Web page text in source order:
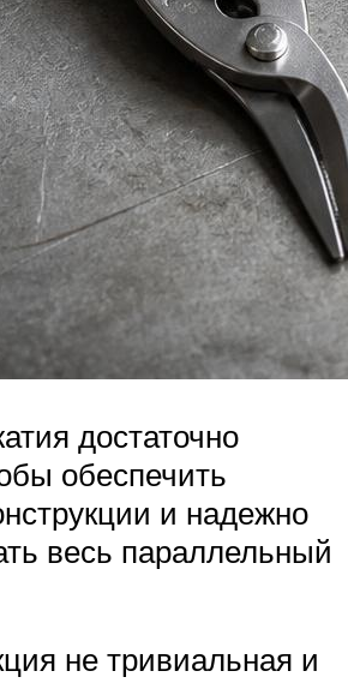
достаточно
обеспечить
и надежно
весь параллельный
не тривиальная и